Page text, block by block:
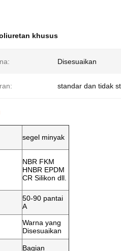
khusus
Disesuaikan
standar dan tidak
segel minyak
NBR FKM
HNBR EPDM
CR Silikon dll.
50-90 pantai
A
Warna yang
Disesuaikan
Bagian